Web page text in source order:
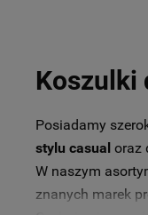
Koszulki
Posiadamy
stylu casual oraz
W naszym
znanych marek